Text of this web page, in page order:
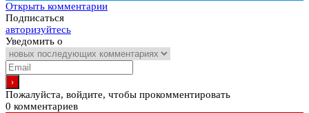
Открыть комментарии
Подписаться
авторизуйтесь
Уведомить о
Пожалуйста, войдите, чтобы прокомментировать
0 комментариев